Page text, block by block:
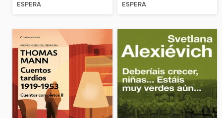
ESPERA
ESPERA